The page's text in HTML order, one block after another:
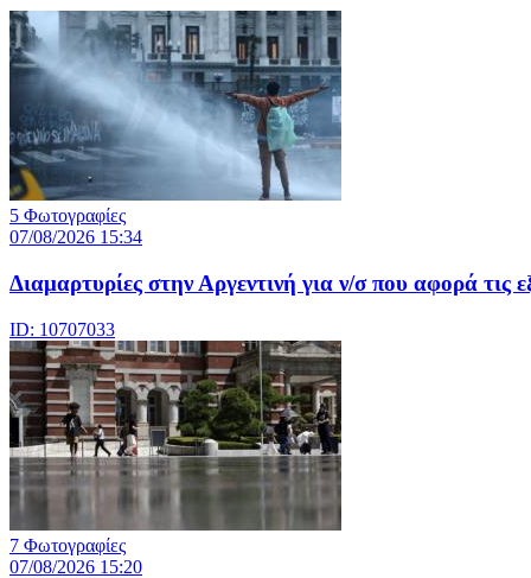
5 Φωτογραφίες
07/08/2026 15:34
Διαμαρτυρίες στην Αργεντινή για ν/σ που αφορά τις
ID: 10707033
7 Φωτογραφίες
07/08/2026 15:20